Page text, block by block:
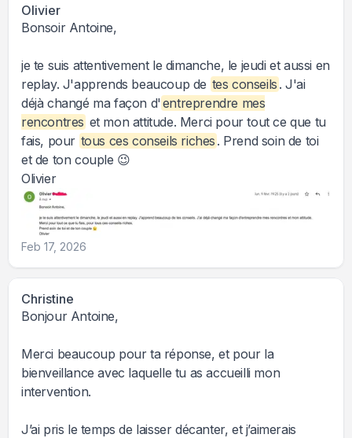
Olivier
Bonsoir Antoine,
je te suis attentivement le dimanche, le jeudi et aussi en
replay. J'apprends beaucoup de tes conseils . J'ai
déjà changé ma façon d'entreprendre mes
rencontres et mon attitude. Merci pour tout ce que tu
fais, pour tous ces conseils riches . Prend soin de toi
et de ton couple 😉
Olivier
Feb 17, 2026
Christine
Bonjour Antoine,
Merci beaucoup pour ta réponse, et pour la
bienveillance avec laquelle tu as accueilli mon
intervention.
J’ai pris le temps de laisser décanter, et j’aimerais